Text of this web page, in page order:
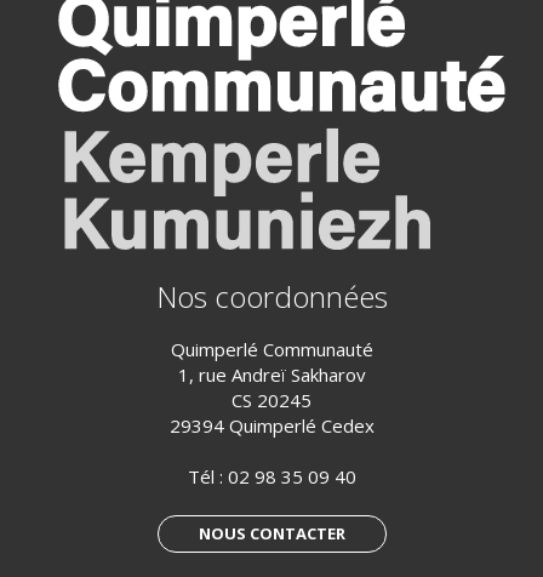
Nos coordonnées
Quimperlé Communauté
1, rue Andreï Sakharov
CS 20245
29394 Quimperlé Cedex
Tél : 02 98 35 09 40
NOUS CONTACTER